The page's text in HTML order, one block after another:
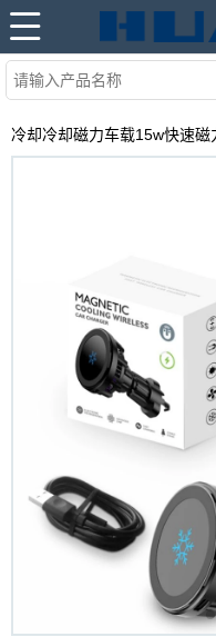
冷却冷却磁力车载15w快速